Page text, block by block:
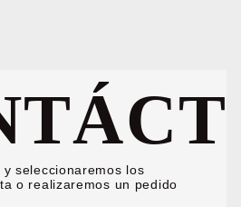
se especifica al realizar el
25 m, 50 m y 100
seleccionaremos los
o realizaremos un pedido